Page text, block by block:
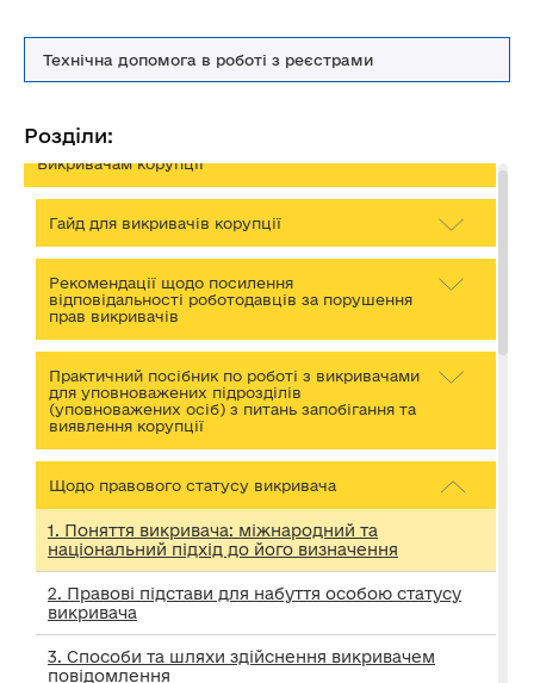
Технічна допомога в роботі з реєстрами
Розділи:
Викривачам корупції
Гайд для викривачів корупції
Рекомендації щодо посилення
відповідальності роботодавців за порушення
прав викривачів
Практичний посібник по роботі з викривачами
для уповноважених підрозділів
(уповноважених осіб) з питань запобігання та
виявлення корупції
Щодо правового статусу викривача
1. Поняття викривача: міжнародний та
національний підхід до його визначення
2. Правові підстави для набуття особою статусу
викривача
3. Способи та шляхи здійснення викривачем
повідомлення